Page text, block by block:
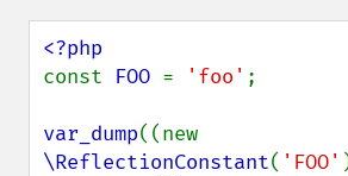
const FOO = 'foo' ;
var_dump
\ReflectionConstant( 'FOO'